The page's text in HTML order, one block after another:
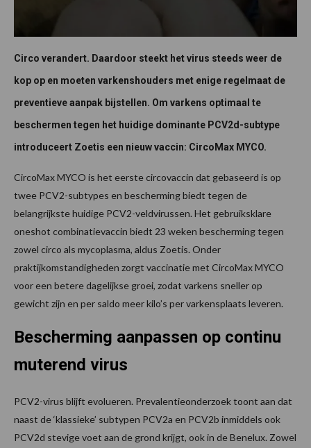
Circo verandert. Daardoor steekt het virus steeds weer de
kop op en moeten varkenshouders met enige regelmaat de
preventieve aanpak bijstellen. Om varkens optimaal te
beschermen tegen het huidige dominante PCV2d-subtype
introduceert Zoetis een nieuw vaccin: CircoMax MYCO.
CircoMax MYCO is het eerste circovaccin dat gebaseerd is op
twee PCV2-subtypes en bescherming biedt tegen de
belangrijkste huidige PCV2-veldvirussen. Het gebruiksklare
oneshot combinatievaccin biedt 23 weken bescherming tegen
zowel circo als mycoplasma, aldus Zoetis. Onder
praktijkomstandigheden zorgt vaccinatie met CircoMax MYCO
voor een betere dagelijkse groei, zodat varkens sneller op
gewicht zijn en per saldo meer kilo’s per varkensplaats leveren.
Bescherming aanpassen op continu
muterend virus
PCV2-virus blijft evolueren. Prevalentieonderzoek toont aan dat
naast de ‘klassieke’ subtypen PCV2a en PCV2b inmiddels ook
PCV2d stevige voet aan de grond krijgt, ook in de Benelux. Zowel